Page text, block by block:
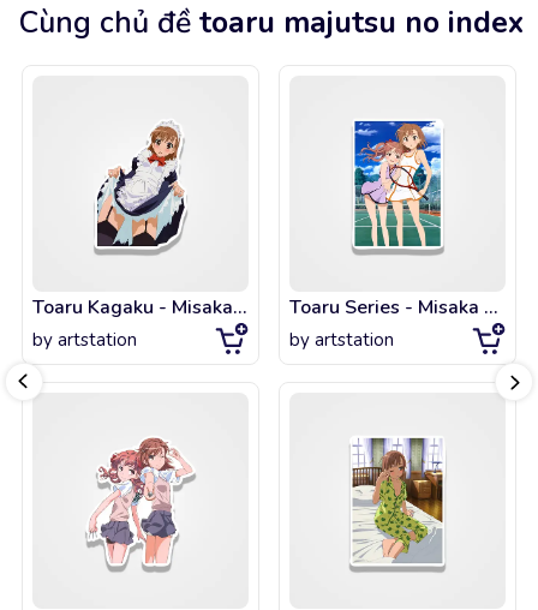
Cùng chủ đề toaru majutsu no index
Toaru Kagaku - Misaka Mikoto - Maid
by artstation
Toaru Series - Misaka Mikoto & Shirai Kuroko
by artstation